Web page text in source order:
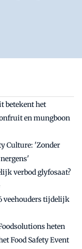
betekent het
en mungboon
Culture: 'Zonder
verbod glyfosaat?
veehouders tijdelijk
heten
Food Safety Event